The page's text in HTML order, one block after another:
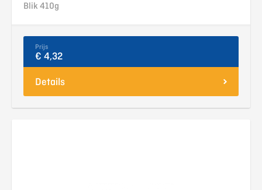
Blik 410g
Prijs
€ 4,32
Details